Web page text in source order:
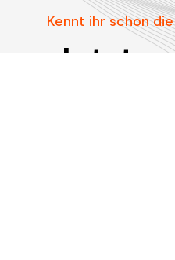
Kennt ihr schon
Jetzt